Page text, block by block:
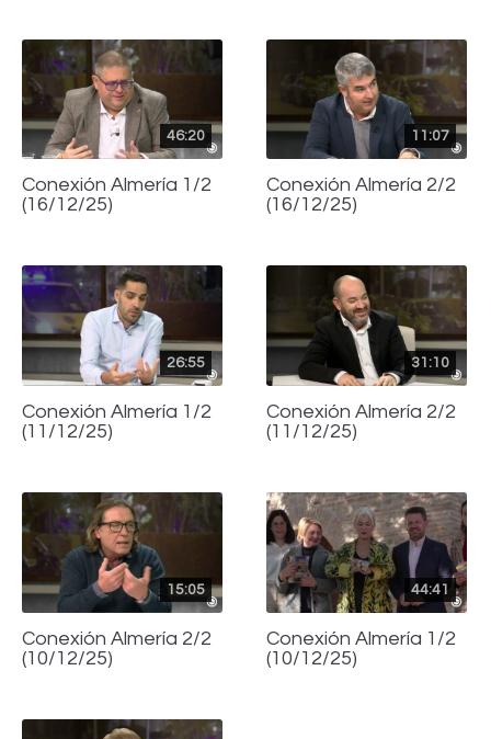
46:20
Conexión Almería 1/2
(16/12/25)
11:07
Conexión Almería 2/2
(16/12/25)
26:55
Conexión Almería 1/2
(11/12/25)
31:10
Conexión Almería 2/2
(11/12/25)
15:05
Conexión Almería 2/2
(10/12/25)
44:41
Conexión Almería 1/2
(10/12/25)